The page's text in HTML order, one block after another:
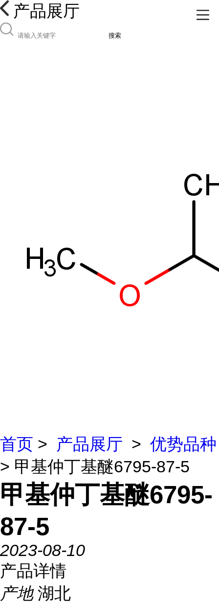
产品展厅
搜索
首页 > 产品展厅 > 优势品种
> 甲基仲丁基醚6795-87-5
甲基仲丁基醚6795-
87-5
2023-08-10
产品详情
产地 湖北